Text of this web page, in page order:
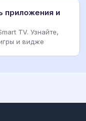
приложения и
TV. Узнайте,
и видже